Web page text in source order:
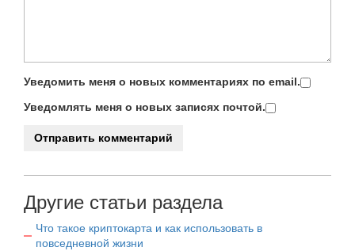
Уведомить меня о новых комментариях по email.
Уведомлять меня о новых записях почтой.
Другие статьи раздела
Что такое криптокарта и как использовать в
повседневной жизни